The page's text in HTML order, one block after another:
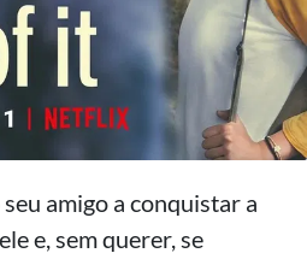
amigo a conquistar a
e, sem querer, se